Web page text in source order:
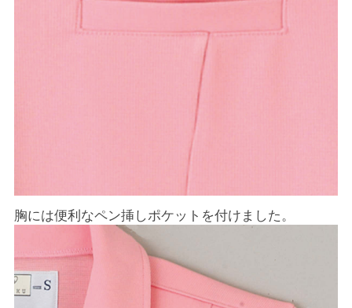
胸には便利なペン挿しポケットを付けました。